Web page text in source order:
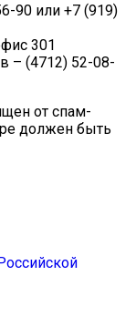
90 или +7 (919)
301
– (4712) 52-08-
от спам-
должен быть